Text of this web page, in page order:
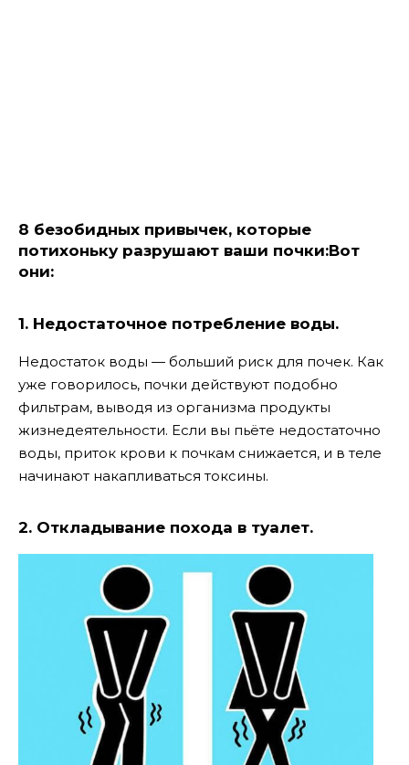
8 безобидных привычек, которые
потихоньку разрушают ваши почки:Вот
они:
1. Недостаточное потребление воды.
Недостаток воды — больший риск для почек. Как
уже говорилось, почки действуют подобно
фильтрам, выводя из организма продукты
жизнедеятельности. Если вы пьёте недостаточно
воды, приток крови к почкам снижается, и в теле
начинают накапливаться токсины.
2. Откладывание похода в туалет.